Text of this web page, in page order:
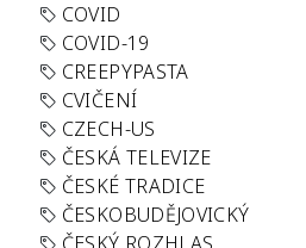
COVID
COVID-19
CREEPYPASTA
CVIČENÍ
CZECH-US
ČESKÁ TELEVIZE
ČESKÉ TRADICE
ČESKOBUDĚJOVICKÝ